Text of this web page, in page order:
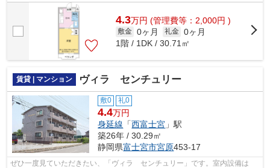
ます。広さはなんと30.71㎡。たくさん...
4.3万円 (管理費等：2,000円 )
敷金 0ヶ月 礼金 0ヶ月
1階 / 1DK / 30.71㎡
賃貸 | マンション ヴィラ センチュリー
敷0 礼0
4.4万円
身延線 「西富士宮 」駅
築26年 / 30.29㎡
静岡県富士宮市宮原453-17
ぜひ一度見ていただきたい、「ヴィラ センチュリー」です。室内設備は